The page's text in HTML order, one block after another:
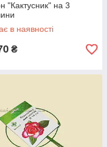
"Кактусник" на 3
в наявності
₴